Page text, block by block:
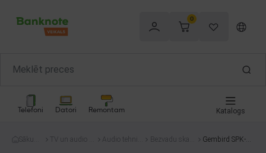
0
Telefoni Datori Remontam Katalogs
Sākum
TV un audio te
Audio tehnik
Bezvadu skaļr
Gembird SPK-BT